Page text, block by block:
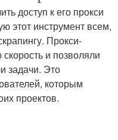
доступ к его прокси
этот инструмент всем,
Прокси-
и позволяли
задачи. Это
которым
проектов.